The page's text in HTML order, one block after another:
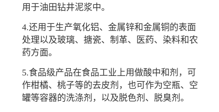
用于油田钻井泥浆中。
4.还用于生产氧化铝、金属锌和金属铜的表面
处理以及玻璃、搪瓷、制革、医药、染料和农
药方面。
5.食品级产品在食品工业上用做酸中和剂，可
作柑橘、桃子等的去皮剂，也可作为空瓶、空
罐等容器的洗涤剂，以及脱色剂、脱臭剂。